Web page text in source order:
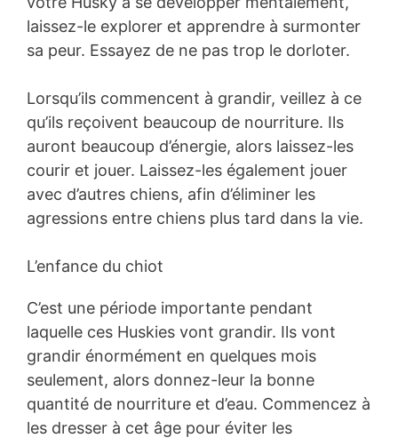
laissez-le explorer et apprendre à surmonter
sa peur. Essayez de ne pas trop le dorloter.
Lorsqu’ils commencent à grandir, veillez à ce
qu’ils reçoivent beaucoup de nourriture. Ils
auront beaucoup d’énergie, alors laissez-les
courir et jouer. Laissez-les également jouer
avec d’autres chiens, afin d’éliminer les
agressions entre chiens plus tard dans la vie.
L’enfance du chiot
C’est une période importante pendant
laquelle ces Huskies vont grandir. Ils vont
grandir énormément en quelques mois
seulement, alors donnez-leur la bonne
quantité de nourriture et d’eau. Commencez à
les dresser à cet âge pour éviter les